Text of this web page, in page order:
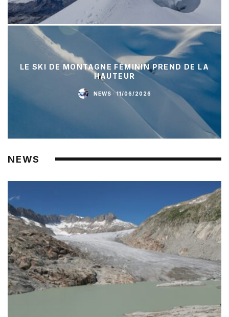
LE SKI DE MONTAGNE FÉMININ PREND DE LA
HAUTEUR
NEWS · 11/06/2026
NEWS